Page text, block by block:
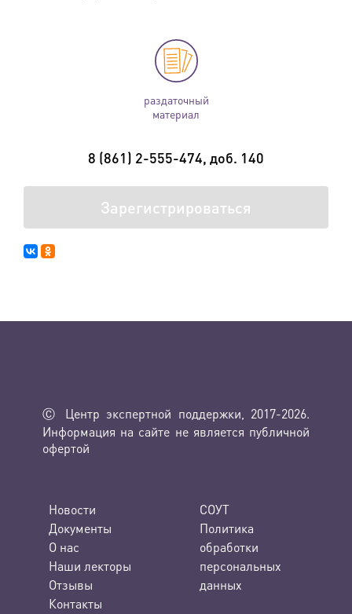
раздаточный
материал
8 (861) 2-555-474, доб. 140
Зарегистрироваться
Ⓒ Центр экспертной поддержки, 2017-2026.
Информация на сайте не является публичной
офертой
Новости
Документы
О нас
Наши лекторы
Отзывы
Контакты
СОУТ
Политика
обработки
персональных
данных